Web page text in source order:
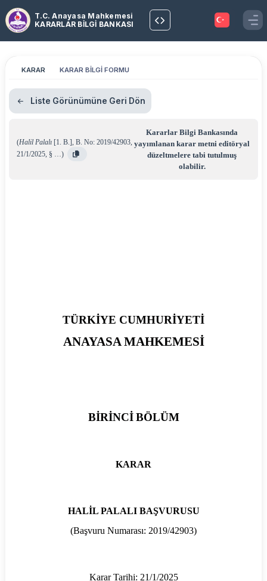
T.C. Anayasa Mahkemesi
KARARLAR BİLGİ BANKASI
KARAR KARAR BİLGİ FORMU
Liste Görünümüne Geri Dön
(Halil Palalı [1. B.], B. No: 2019/42903,
21/1/2025, § …)
Kararlar Bilgi Bankasında
yayımlanan karar metni editöryal
düzeltmelere tabi tutulmuş
olabilir.